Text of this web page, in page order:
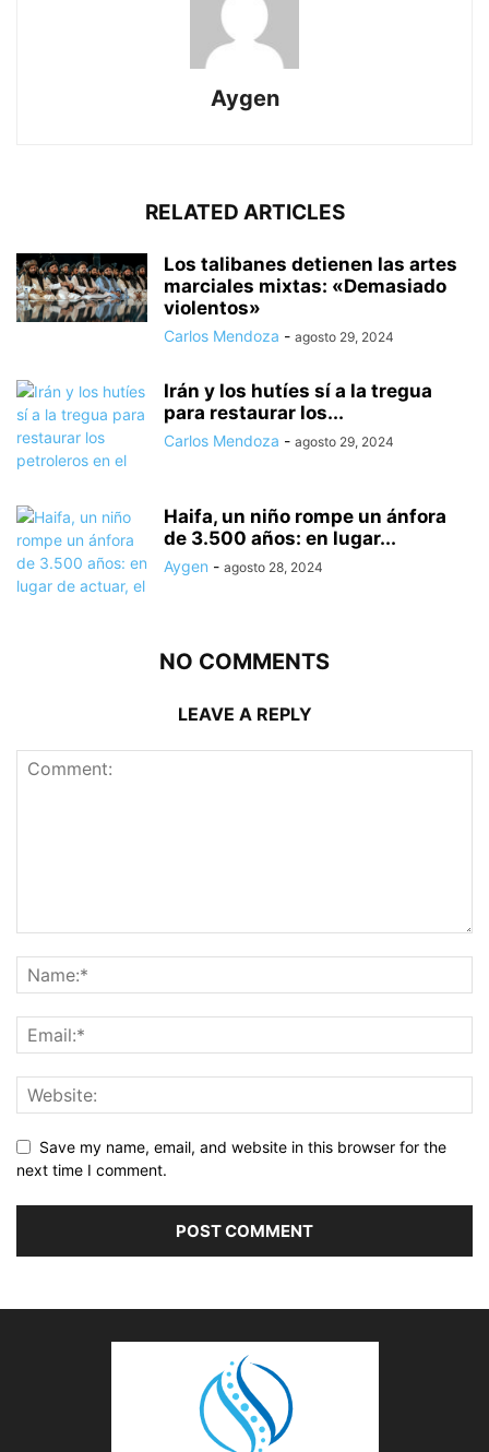
Aygen
RELATED ARTICLES
Los talibanes detienen las artes
marciales mixtas: «Demasiado
violentos»
Carlos Mendoza - agosto 29, 2024
Irán y los hutíes sí a la tregua
para restaurar los...
Carlos Mendoza - agosto 29, 2024
Haifa, un niño rompe un ánfora
de 3.500 años: en lugar...
Aygen - agosto 28, 2024
NO COMMENTS
LEAVE A REPLY
Save my name, email, and website in this browser for the
next time I comment.